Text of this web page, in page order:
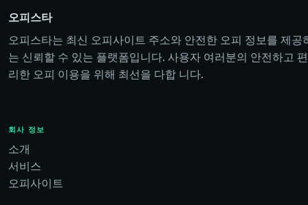
오피스타
오피스타는 최신 오피사이트 주소와 안전한 오피 정보를 제공
는 신뢰할 수 있는 플랫폼입니다. 사용자 여러분의 안전하고 편
리한 오피 이용을 위해 최선을 다합 니다.
회사 정보
소개
서비스
오피사이트